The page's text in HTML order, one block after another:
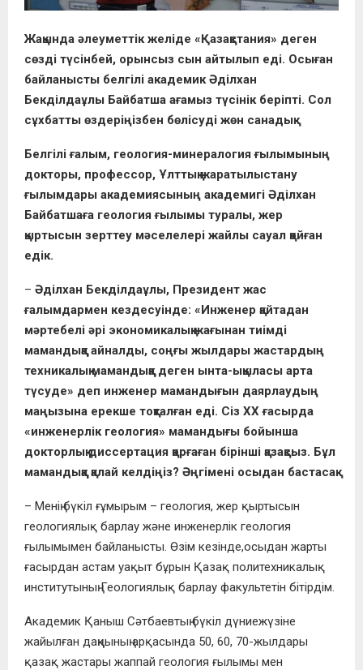
Жақында әлеуметтік желіде «Қазақстания» деген
сөзді түсінбей, орынсыз сын айтылып еді. Осыған
байланысты белгілі академик Әділхан
Бекділдаұлы Байбатша ағамыз түсінік беріпті. Сол
сұхбатты өздеріңізбен бөлісуді жөн санадық.
Белгілі ғалым, геология-минералогия ғылымының
докторы, профессор, Ұлттық жаратылыстану
ғылымдары академиясының академигі Әділхан
Байбатшаға геология ғылымы туралы, жер
қыртысын зерттеу мәселелері жайлы сауал қойған
едік.
– Әділхан Бекділдаұлы, Президент жас
ғалымдармен кездесуінде: «Инженер қайтадан
мәртебелі әрі экономикалық жағынан тиімді
мамандыққа айналды, соңғы жылдары жастардың
техникалық мамандыққа деген ынта-ықыласы арта
түсуде» деп инженер мамандығын даярлаудың
маңызына ерекше тоқталған еді. Сіз ХХ ғасырда
«инженерлік геология» мамандығы бойынша
докторлық диссертация қорғаған бірінші қазақсыз. Бұл
мамандыққа қалай келдіңіз? Әңгімені осыдан бастасақ.
– Менің бүкіл ғұмырым – геология, жер қыртысын
геологиялық барлау және инженерлік геология
ғылымымен байланысты. Өзім кезінде,осыдан жарты
ғасырдан астам уақыт бұрын Қазақ политехникалық
институтының Геологиялық барлау факультетін бітірдім.
Академик Қаныш Сәтбаевтың бүкіл дүниежүзіне
жайылған даңқының арқасында 50, 60, 70-жылдары
қазақ жастары жаппай геология ғылымы мен